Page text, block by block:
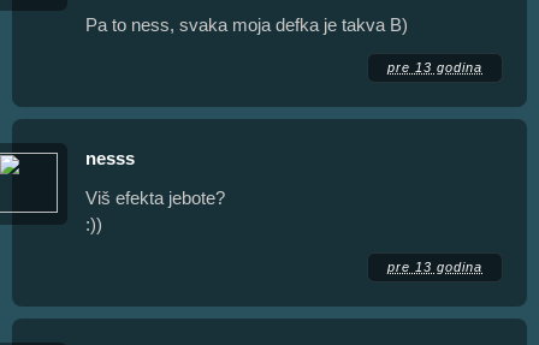
Pa to ness, svaka moja defka je takva B)
pre 13 godina
nesss
Viš efekta jebote?
:))
pre 13 godina